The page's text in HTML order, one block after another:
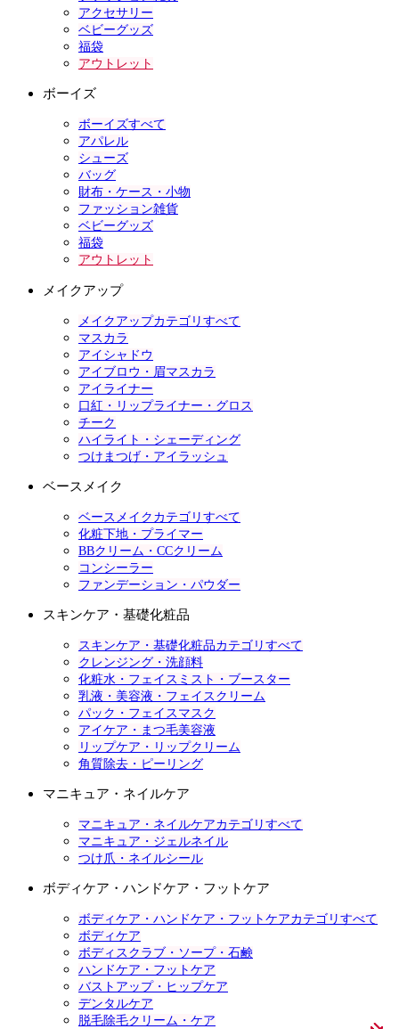
アクセサリー
ベビーグッズ
福袋
アウトレット
ボーイズ
ボーイズすべて
アパレル
シューズ
バッグ
財布・ケース・小物
ファッション雑貨
ベビーグッズ
福袋
アウトレット
メイクアップ
メイクアップカテゴリすべて
マスカラ
アイシャドウ
アイブロウ・眉マスカラ
アイライナー
口紅・リップライナー・グロス
チーク
ハイライト・シェーディング
つけまつげ・アイラッシュ
ベースメイク
ベースメイクカテゴリすべて
化粧下地・プライマー
BBクリーム・CCクリーム
コンシーラー
ファンデーション・パウダー
スキンケア・基礎化粧品
スキンケア・基礎化粧品カテゴリすべて
クレンジング・洗顔料
化粧水・フェイスミスト・ブースター
乳液・美容液・フェイスクリーム
パック・フェイスマスク
アイケア・まつ毛美容液
リップケア・リップクリーム
角質除去・ピーリング
マニキュア・ネイルケア
マニキュア・ネイルケアカテゴリすべて
マニキュア・ジェルネイル
つけ爪・ネイルシール
ボディケア・ハンドケア・フットケア
ボディケア・ハンドケア・フットケアカテゴリすべて
ボディケア
ボディスクラブ・ソープ・石鹸
ハンドケア・フットケア
バストアップ・ヒップケア
デンタルケア
脱毛除毛クリーム・ケア